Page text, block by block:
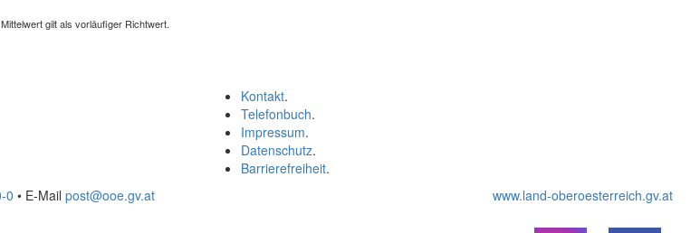
gilt als vorläufiger Richtwert.
Kontakt.
Telefonbuch.
Impressum.
Datenschutz.
Barrierefreiheit.
0 • E-Mail post@ooe.gv.at www.land-oberoesterreich.gv.at